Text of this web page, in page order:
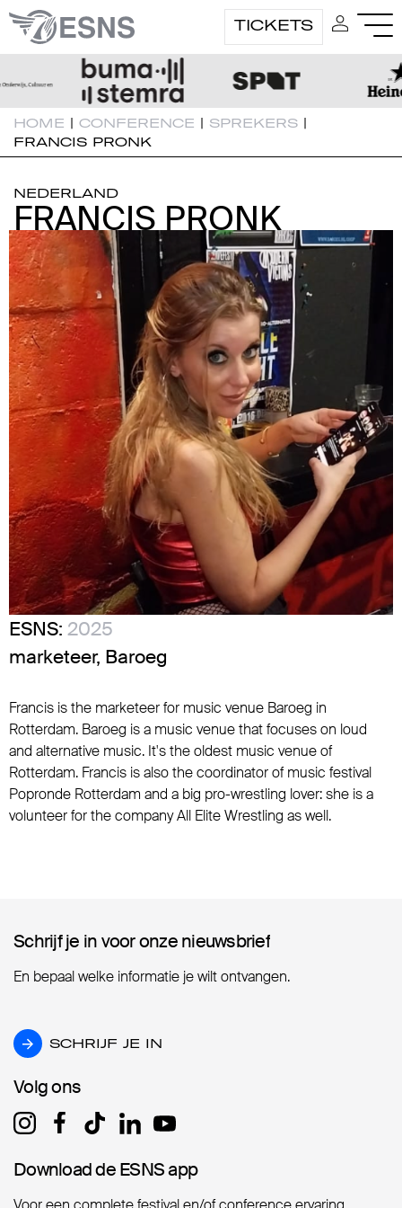
TICKETS
HOME | CONFERENCE | SPREKERS |
FRANCIS PRONK
NEDERLAND
FRANCIS PRONK
FRANCIS PRONK
ESNS: 2025
marketeer, Baroeg
Francis is the marketeer for music venue Baroeg in
Rotterdam. Baroeg is a music venue that focuses on loud
and alternative music. It's the oldest music venue of
Rotterdam. Francis is also the coordinator of music festival
Popronde Rotterdam and a big pro-wrestling lover: she is a
volunteer for the company All Elite Wrestling as well.
Schrijf je in voor onze nieuwsbrief
Schrijf je in voor onze nieuwsbrief
En bepaal welke informatie je wilt ontvangen.
SCHRIJF JE IN
SCHRIJF JE IN
Volg ons
Volg ons
Download de ESNS app
Download de ESNS app